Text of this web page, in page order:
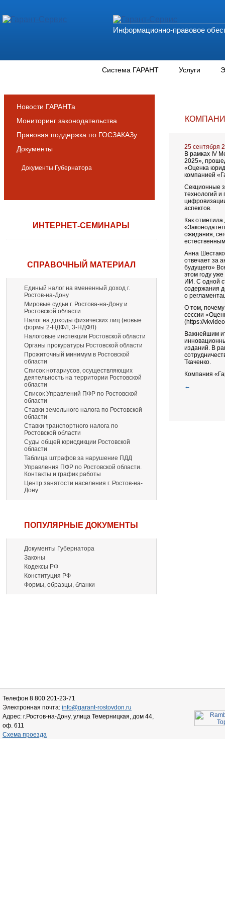
Информационно-правовое
Система ГАРАНТ Услуги
Новости ГАРАНТа
Мониторинг законодательства
Правовая поддержка по ГОСЗАКАЗу
Документы
Документы Губернатора
ИНТЕРНЕТ-СЕМИНАРЫ
СПРАВОЧНЫЙ МАТЕРИАЛ
Единый налог на вмененный доход г.
Ростов-на-Дону
Мировые судьи г. Ростова-на-Дону и
Ростовской области
Налог на доходы физических лиц (новые
формы 2-НДФЛ, 3-НДФЛ)
Налоговые инспекции Ростовской области
Органы прокуратуры Ростовской области
Прожиточный минимум в Ростовской
области
Список нотариусов, осуществляющих
деятельность на территории Ростовской
области
Список Управлений ПФР по Ростовской
области
Ставки земельного налога по Ростовской
области
Ставки транспортного налога по
Ростовской области
Суды общей юрисдикции Ростовской
области
Таблица штрафов за нарушение ПДД
Управления ПФР по Ростовской области.
Контакты и график работы
Центр занятости населения г. Ростов-на-
Дону
ПОПУЛЯРНЫЕ ДОКУМЕНТЫ
Документы Губернатора
Законы
Кодексы РФ
Конституция РФ
Формы, образцы, бланки
25 сентября
В рамках IV
2025»,
«Оценка
компанией
Секционные
технологий
аспектов.
Как
ожидания,
Анна
отвечает за
будущего»
этом году
ИИ. С одной
содержания
о
О том,
сессии
(https://
Важнейшим
изданий. В
Ткаченко.
Компания
←
Телефон 8 800 201-23-71
Электронная почта: info@garant-rostovdon.ru
Адрес: г.Ростов-на-Дону, улица Темерницкая, дом 44,
оф. 611
Схема проезда